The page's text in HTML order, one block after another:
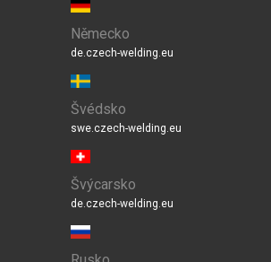
Německo
de.czech-welding.eu
Švédsko
swe.czech-welding.eu
Švýcarsko
de.czech-welding.eu